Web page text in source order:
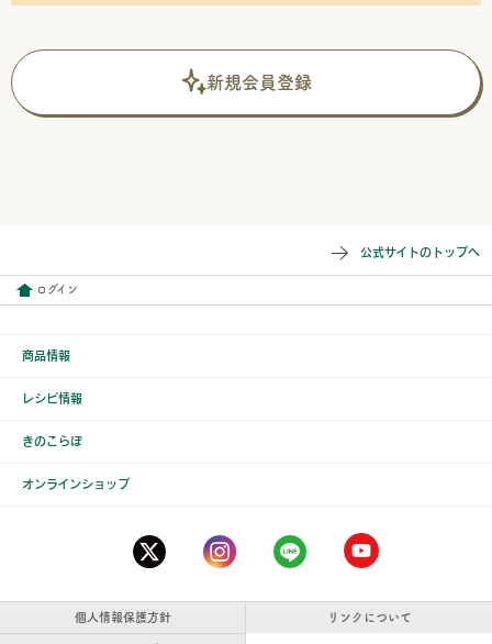
新規会員登録
公式サイトのトップへ
ログイン
商品情報
レシピ情報
きのこらぼ
オンラインショップ
個人情報保護方針 リンクについて